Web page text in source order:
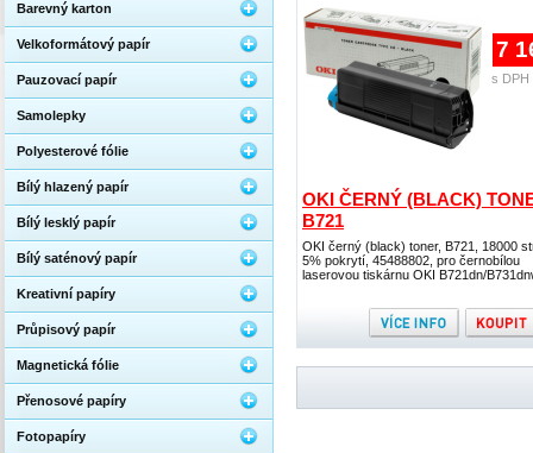
OKI ČERNÝ (BLACK)
B721
OKI černý (black) toner, B721, 18000
5% pokrytí, 45488802, pro černobílou
laserovou tiskárnu OKI B721dn/
7
s DPH
Barevný karton
Velkoformátový papír
Pauzovací papír
Samolepky
Polyesterové fólie
Bílý hlazený papír
Bílý lesklý papír
Bílý saténový papír
Kreativní papíry
Průpisový papír
Magnetická fólie
Přenosové papíry
Fotopapíry